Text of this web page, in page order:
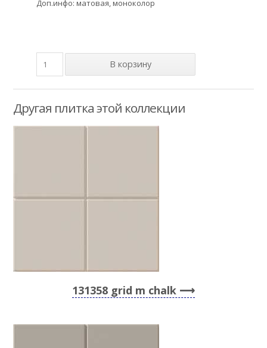
Доп.инфо: матовая, моноколор
Другая плитка этой коллекции
131358 grid m chalk